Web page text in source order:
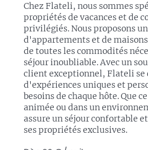
Chez Flateli, nous sommes
propriétés de vacances et de
privilégiés. Nous proposons
d'appartements et de
de toutes les commodités
séjour inoubliable. Avec un
client exceptionnel, Flateli
d'expériences uniques et
besoins de chaque hôte. Que
animée ou dans un
assure un séjour confortable
ses propriétés exclusives.